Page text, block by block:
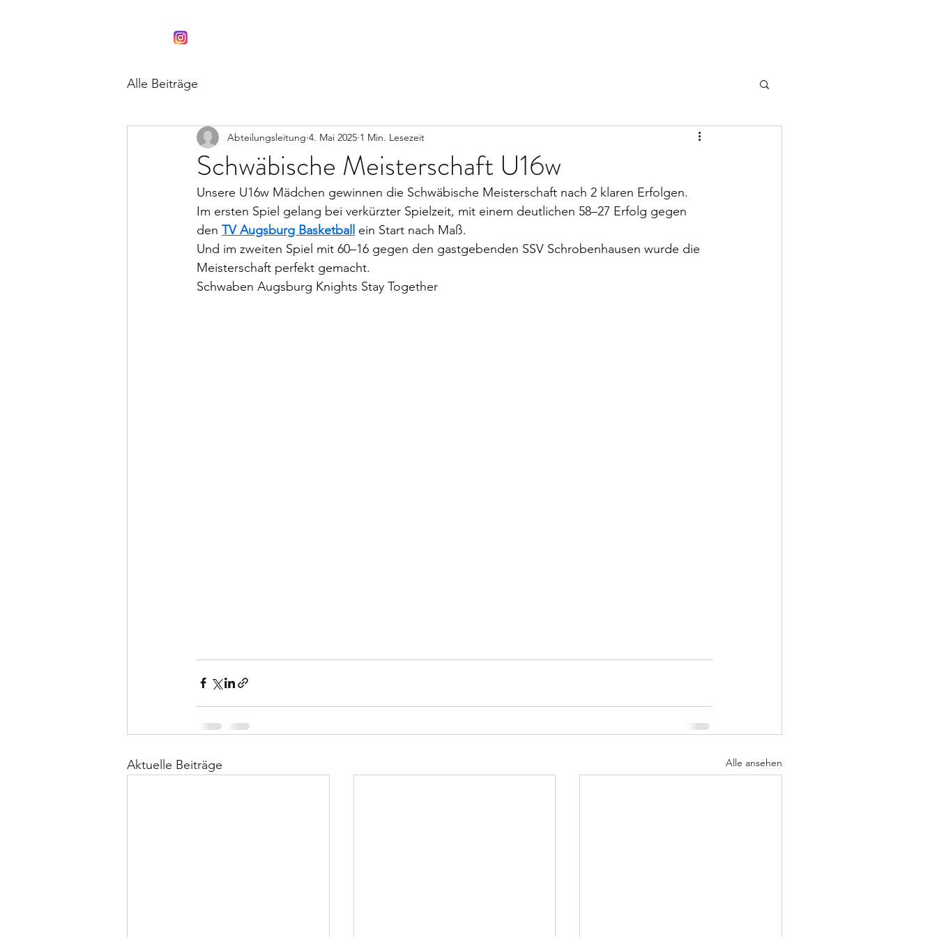
Alle Beiträge
Schwäbische Meisterschaft U16w
Abteilungsleitung 4. Mai 2025 1 Min. Lesezeit
Unsere U16w Mädchen gewinnen die Schwäbische Meisterschaft nach 2 klaren Erfolgen.
Im ersten Spiel gelang bei verkürzter Spielzeit, mit einem deutlichen 58–27 Erfolg gegen
den TV Augsburg Basketball
ein Start nach Maß.
Und im zweiten Spiel mit 60–16 gegen den gastgebenden SSV Schrobenhausen wurde die
Meisterschaft perfekt gemacht.
Schwaben Augsburg Knights Stay Together
Aktuelle Beiträge Alle ansehen